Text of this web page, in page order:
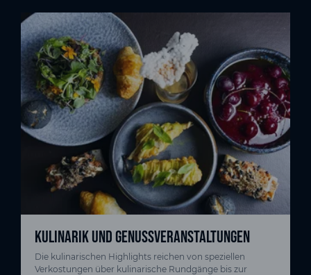
KULINARIK UND GENUSSVERANSTALTUNGEN
Die kulinarischen Highlights reichen von speziellen
Verkostungen über kulinarische Rundgänge bis zur